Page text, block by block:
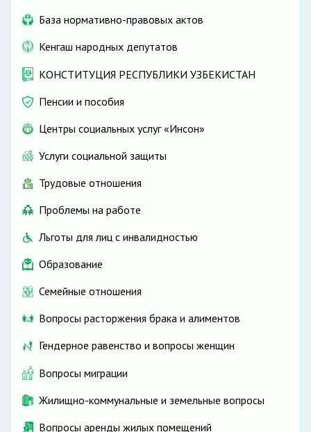
База нормативно-правовых актов
Кенгаш народных депутатов
КОНСТИТУЦИЯ РЕСПУБЛИКИ УЗБЕКИСТАН
Пенсии и пособия
Центры социальных услуг «Инсон»
Услуги социальной защиты
Трудовые отношения
Проблемы на работе
Льготы для лиц с инвалидностью
Образование
Семейные отношения
Вопросы расторжения брака и алиментов
Гендерное равенство и вопросы женщин
Вопросы миграции
Жилищно-коммунальные и земельные вопросы
Вопросы аренды жилых помещений